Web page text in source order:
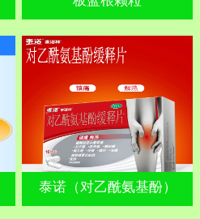
泰诺（对乙酰氨基酚）